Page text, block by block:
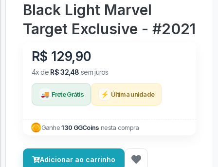
Black Light Marvel
Target Exclusive - #2021
R$ 129,90
4x de R$ 32,48 sem juros
🚚 Frete Grátis ⚡ Última unidade
Ganhe130 GGCoins nesta compra
Adicionar ao carrinho